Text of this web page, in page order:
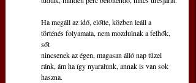
Ha megáll az idő, előtte, közben leáll a
történés folyamata, nem mozdulnak a felhők,
sőt
nincsenek az égen, magasan álló nap tüzel
ránk, ám ha így nyaralunk, annak is van sok
haszna.